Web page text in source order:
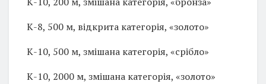
К-8, 500 м, відкрита категорія, «золото»
К-10, 500 м, змішана категорія, «срібло»
К-10, 2000 м, змішана категорія, «золото»